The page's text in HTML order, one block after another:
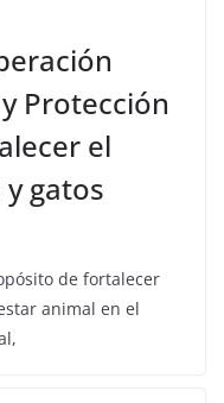
Protección
el
gatos
de fortalecer
animal en el